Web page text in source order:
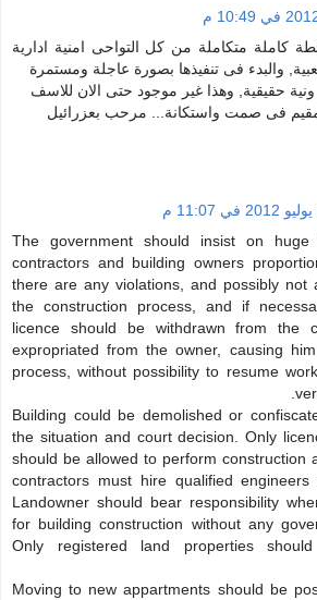
كاملة متكاملة من كل التواحى امنية ادارية
والبدء فى تنفيذها بصورة عاجلة ومستمرة
ونية حقيقية, وهذا غير موجود حتى الان للاسف
فى صمت واستكانة... مرحب بعزرائيل
The government should insist on
contractors and building owners
there are any violations, and possibly not
the construction process, and if
licence should be withdrawn from the
expropriated from the owner, causing
process, without possibility to resume
Building could be demolished or
the situation and court decision. Only
should be allowed to perform construction
contractors must hire qualified engineers
Landowner should bear responsibility
for building construction without any
Only registered land properties
Moving to new appartments should be